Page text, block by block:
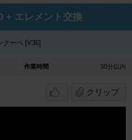
+ エレメント交換
クーペ [V36]
作業時間 30分以内
クリップ